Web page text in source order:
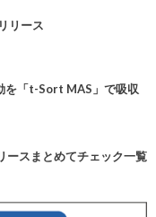
リース
を「t-Sort MAS」で吸収
ースまとめてチェック一覧